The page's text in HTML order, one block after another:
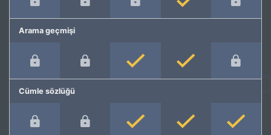
Arama geçmişi
Cümle sözlüğü